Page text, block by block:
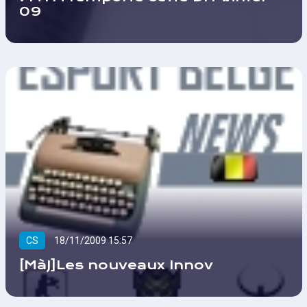
09
CS 18/11/2009 15:57
[MàJ]Les nouveaux Innov